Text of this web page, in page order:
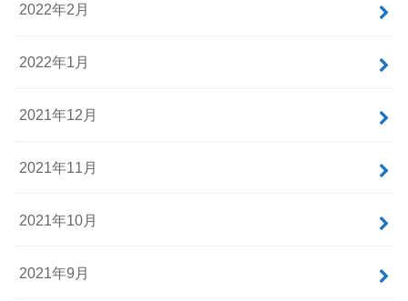
2022年2月
2022年1月
2021年12月
2021年11月
2021年10月
2021年9月